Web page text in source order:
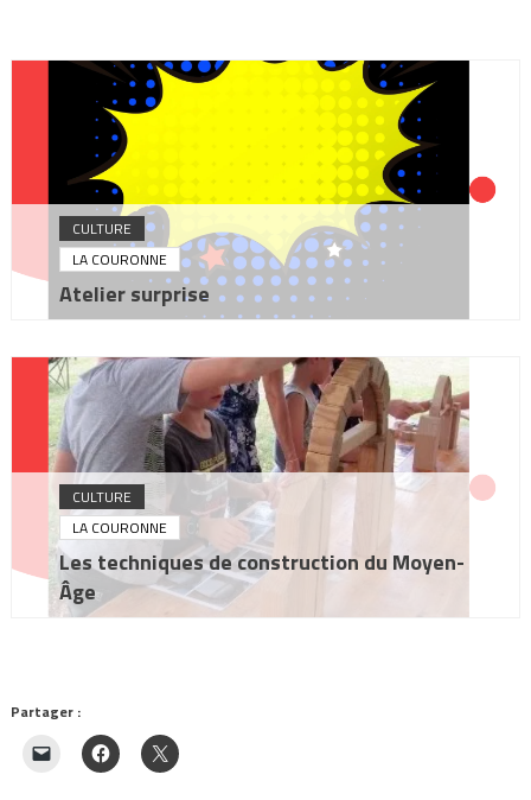
CULTURE
LA COURONNE
Atelier surprise
CULTURE
LA COURONNE
Les techniques de construction du Moyen-
Âge
Partager :